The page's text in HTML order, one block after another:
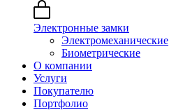
Электронные замки
Электромеханические
Биометрические
О компании
Услуги
Покупателю
Портфолио